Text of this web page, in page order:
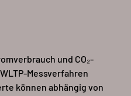
und CO₂-
Messverfahren
können abhängig von